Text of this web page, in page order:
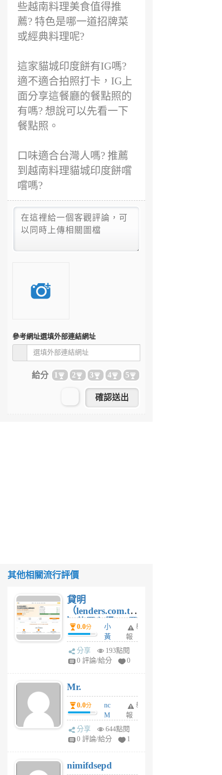
些越南料理美食值得推
薦? 特色是哪一道招牌菜
或經典料理呢?
這家貓城印度餅有IG嗎?
適不適合拍照打卡，IG上
面分享這餐廳的餐點照的
有嗎? 想說可以先看一下
餐點照。
口味適合台灣人嗎? 推薦
到越南料理貓城印度餅嚐
嚐嗎?
參考網址選填外部連結網址
給分 1 2 3 4 5
其他相關流行評價
貸明
（lenders.com.tw
）使用心得 — 民
間貸款比較平台
體驗
0.0分
小
黃
蜂
1
舉
報
分享
193點閱
0 評論/給分
0
Mr.
0.0分
nc
M
U
F
U
舉
報
分享
644點閱
0 評論/給分
1
nimifdsepd